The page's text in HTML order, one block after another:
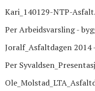
Kari_140129-NTP-
Per Arbeidsvarsling -
Joralf_Asfaltdagen 2014
Per